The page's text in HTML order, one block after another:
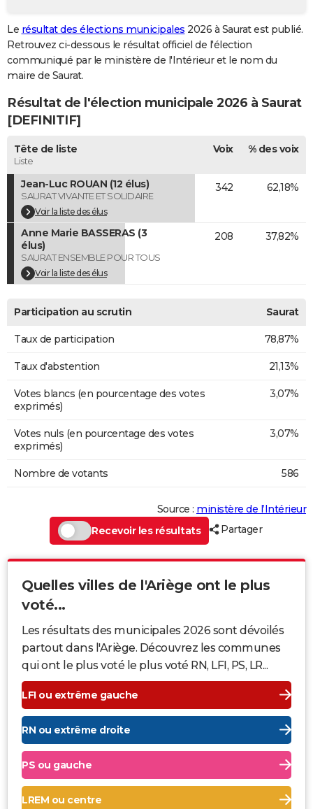
GUIDES D'ACHAT
BONS PLANS
CARTE DE VOEUX
Carte de Noël
Carte Bonne année
Carte Saint-Valentin
Carte Pâques
Carte d'anniversaire
DICTIONNAIRE
Dictionnaire
Biographies
Citations
Expressions
Proverbes
PROGRAMME TV
COPAINS D'AVANT
S'inscrire
Se connecter
Lycées
Collèges
Primaires
Universités
Entreprises
Service militaire
Avis de recherche
AVIS DE DÉCÈS
FORUM
Bricolage
Lifestyle
Culture
Sport
Auto
Television
Voyage
Cinema
Le résultat des élections municipales 2026 à Saurat est publié.
Retrouvez ci-dessous le résultat officiel de l'élection
communiqué par le ministère de l'Intérieur et le nom du
maire de Saurat.
Résultat de l'élection municipale 2026 à Saurat
[DEFINITIF]
Tête de liste
Liste
Voix % des voix
Jean-Luc ROUAN (12 élus)
SAURAT VIVANTE ET SOLIDAIRE
Voir la liste des élus
342 62,18%
Anne Marie BASSERAS (3
élus)
SAURAT ENSEMBLE POUR TOUS
Voir la liste des élus
208 37,82%
Participation au scrutin Saurat
Taux de participation 78,87%
Taux d'abstention 21,13%
Votes blancs (en pourcentage des votes
exprimés)
3,07%
Votes nuls (en pourcentage des votes
exprimés)
3,07%
Nombre de votants 586
Source : ministère de l’Intérieur
Recevoir les résultats
Partager
Quelles villes de l'Ariège ont le plus
voté...
Les résultats des municipales 2026 sont dévoilés
partout dans l'Ariège. Découvrez les communes
qui ont le plus voté le plus voté RN, LFI, PS, LR...
LFI ou extrême gauche
RN ou extrême droite
PS ou gauche
LREM ou centre